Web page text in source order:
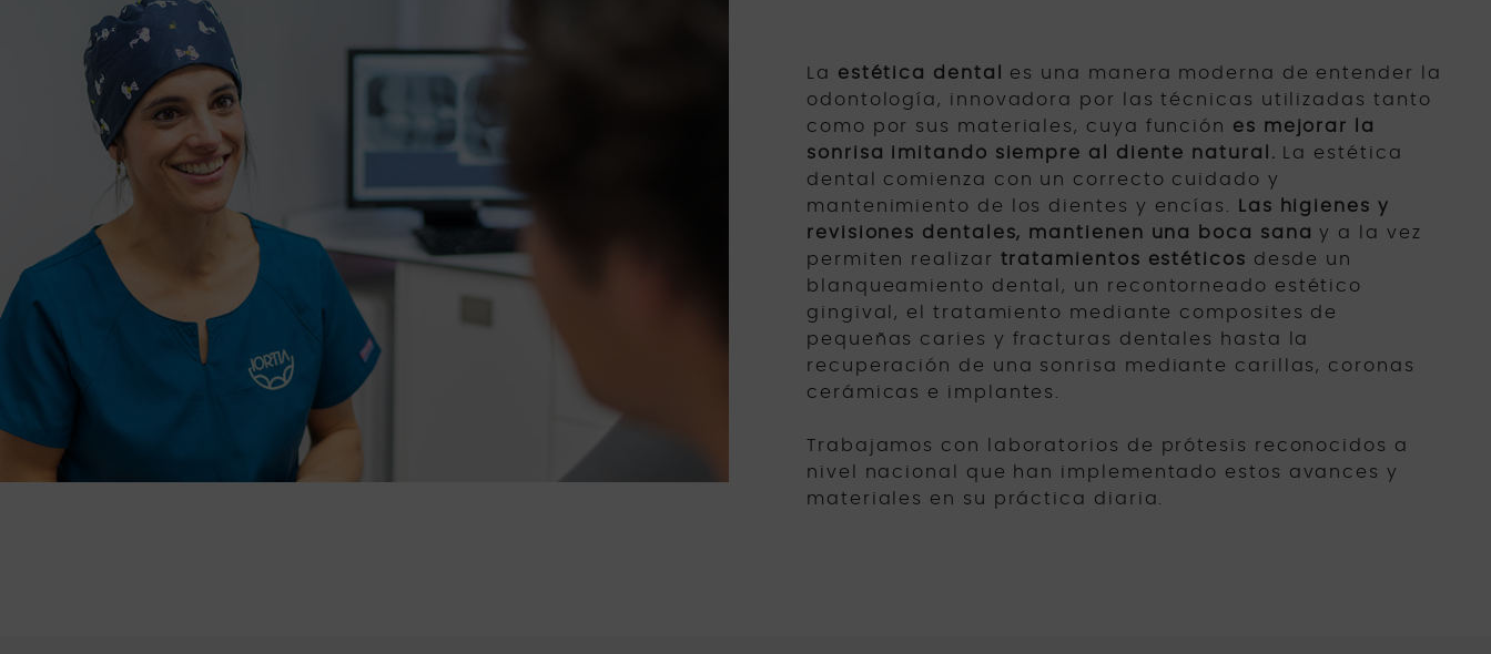
La estética dental
es una manera moderna de entender la
odontología, innovadora por las técnicas utilizadas tanto
como por sus materiales, cuya función es mejorar la
sonrisa imitando siempre al diente natural. La estética
dental comienza con un correcto cuidado y
mantenimiento de los dientes y encías.
Las higienes y
revisiones dentales, mantienen una boca sana y a la vez
permiten realizar tratamientos estéticos desde un
blanqueamiento dental, un recontorneado estético
gingival, el tratamiento mediante composites de
pequeñas caries y fracturas dentales hasta la
recuperación de una sonrisa mediante carillas, coronas
cerámicas e implantes.
Trabajamos con laboratorios de prótesis reconocidos a
nivel nacional que han implementado estos avances y
materiales en su práctica diaria.